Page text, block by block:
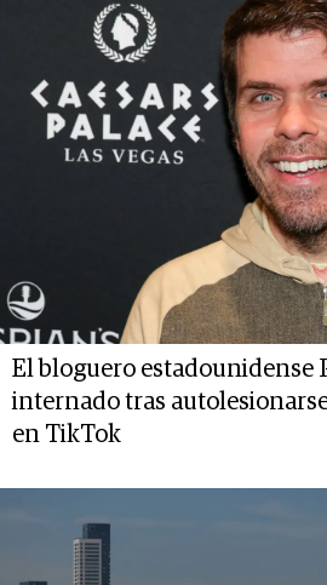
El bloguero estadounidense
internado tras
en TikTok